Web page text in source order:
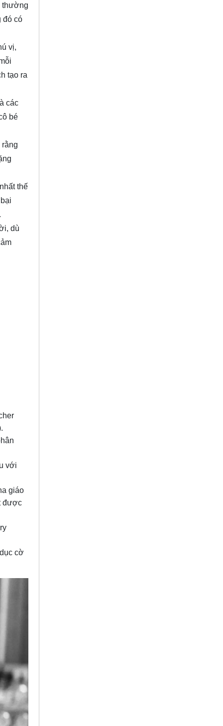
thường
đó có
vị,
tạo ra
các
bé
thế
dù
với
giáo
được
cờ